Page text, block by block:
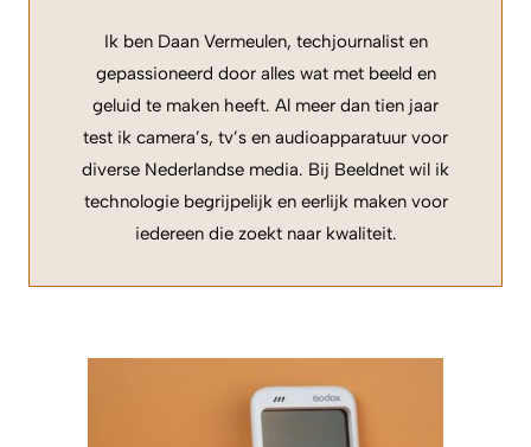
Ik ben Daan Vermeulen, techjournalist en
gepassioneerd door alles wat met beeld en
geluid te maken heeft. Al meer dan tien jaar
test ik camera’s, tv’s en audioapparatuur voor
diverse Nederlandse media. Bij Beeldnet wil ik
technologie begrijpelijk en eerlijk maken voor
iedereen die zoekt naar kwaliteit.